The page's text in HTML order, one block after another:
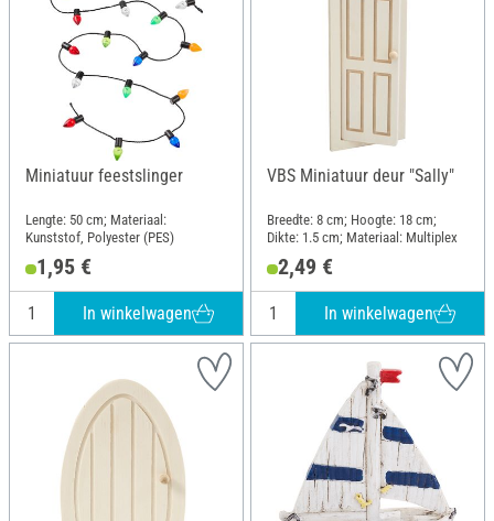
Miniatuur feestslinger
Lengte: 50 cm; Materiaal:
Kunststof, Polyester (PES)
1,95 €
In winkelwagen
VBS Miniatuur deur "Sally"
Breedte: 8 cm; Hoogte: 18 cm;
Dikte: 1.5 cm; Materiaal: Multiplex
2,49 €
In winkelwagen